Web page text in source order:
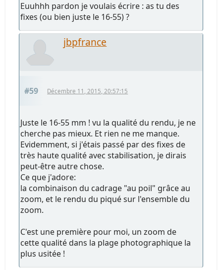
Euuhhh pardon je voulais écrire : as tu des
fixes (ou bien juste le 16-55) ?
jbpfrance
#59 Décembre 11, 2015, 20:57:15
Juste le 16-55 mm ! vu la qualité du rendu, je ne
cherche pas mieux. Et rien ne me manque.
Evidemment, si j'étais passé par des fixes de
très haute qualité avec stabilisation, je dirais
peut-être autre chose.
Ce que j'adore:
la combinaison du cadrage "au poil" grâce au
zoom, et le rendu du piqué sur l'ensemble du
zoom.
C'est une première pour moi, un zoom de
cette qualité dans la plage photographique la
plus usitée !